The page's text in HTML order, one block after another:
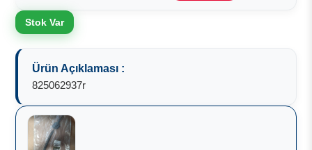
Stok Var
Ürün Açıklaması :
825062937r